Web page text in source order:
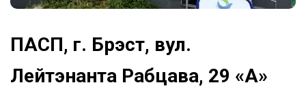
ПАСП, г. Брэст, вул.
Лейтэнанта Рабцава, 29 «А»